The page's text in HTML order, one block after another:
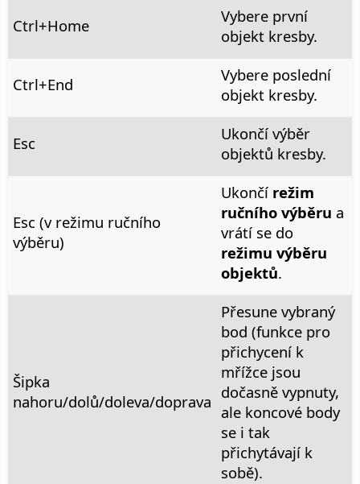
Ctrl+Home
Vybere první
objekt kresby.
Ctrl+End
Vybere poslední
objekt kresby.
Esc
Ukončí výběr
objektů kresby.
Esc (v režimu ručního
výběru)
Ukončí režim
ručního výběru a
vrátí se do
režimu výběru
objektů.
Šipka
nahoru/dolů/doleva/doprava
Přesune vybraný
bod (funkce pro
přichycení k
mřížce jsou
dočasně vypnuty,
ale koncové body
se i tak
přichytávají k
sobě).